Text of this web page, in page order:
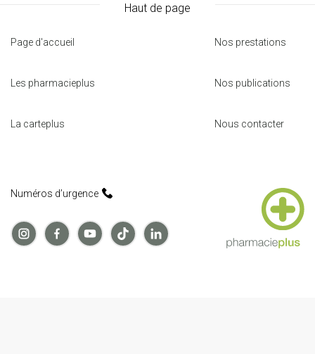
Haut de page
Page d'accueil
Les pharmacieplus
La carteplus
Nos prestations
Nos publications
Nous contacter
Numéros d’urgence